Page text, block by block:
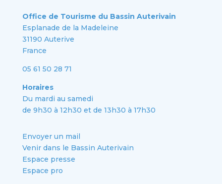
Office de Tourisme du Bassin Auterivain
Esplanade de la Madeleine
31190 Auterive
France
05 61 50 28 71
Horaires
Du mardi au samedi
de 9h30 à 12h30 et de 13h30 à 17h30
Envoyer un mail
Venir dans le Bassin Auterivain
Espace presse
Espace pro